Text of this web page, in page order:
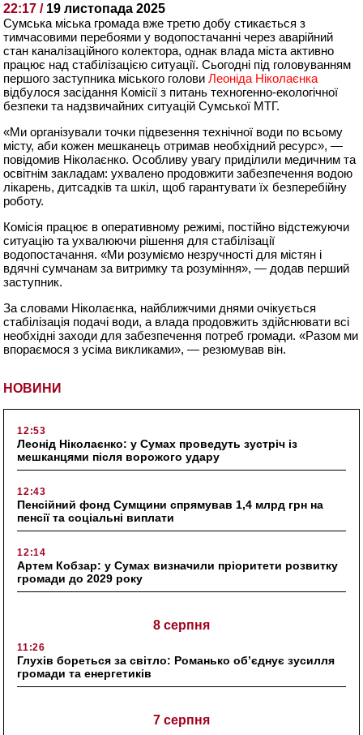
НОВИНИ
12:53
Леонід Ніколаєнко: у Сумах проведуть зустріч із
мешканцями після ворожого удару
12:43
Пенсійний фонд Сумщини спрямував 1,4 млрд грн на
пенсії та соціальні виплати
12:14
Артем Кобзар: у Сумах визначили пріоритети розвитку
громади до 2029 року
8 серпня
11:26
Глухів бореться за світло: Романько об’єднує зусилля
громади та енергетиків
7 серпня
22:17 / 19 листопада 2025
Сумська міська громада вже третю добу стикається з
тимчасовими перебоями у водопостачанні через аварійний
стан каналізаційного колектора, однак влада міста активно
працює над стабілізацією ситуації. Сьогодні під головуванням
першого заступника міського головиЛеоніда Ніколаєнка
відбулося засідання Комісії з питань техногенно-екологічної
безпеки та надзвичайних ситуацій Сумської МТГ.
«Ми організували точки підвезення технічної води по всьому
місту, аби кожен мешканець отримав необхідний ресурс», —
повідомив Ніколаєнко. Особливу увагу приділили медичним та
освітнім закладам: ухвалено продовжити забезпечення водою
лікарень, дитсадків та шкіл, щоб гарантувати їх безперебійну
роботу.
Комісія працює в оперативному режимі, постійно відстежуючи
ситуацію та ухвалюючи рішення для стабілізації
водопостачання. «Ми розуміємо незручності для містян і
вдячні сумчанам за витримку та розуміння», — додав перший
заступник.
За словами Ніколаєнка, найближчими днями очікується
стабілізація подачі води, а влада продовжить здійснювати всі
необхідні заходи для забезпечення потреб громади. «Разом ми
впораємося з усіма викликами», — резюмував він.